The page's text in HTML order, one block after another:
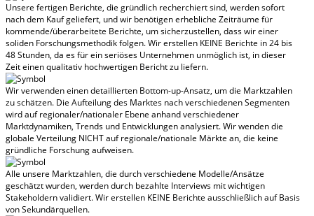
Unsere fertigen Berichte, die gründlich recherchiert sind, werdensofort
nach dem Kauf geliefert, und wir benötigen erhebliche Zeiträume für
kommende/überarbeitete Berichte, um sicherzustellen, dass wir einer
soliden Forschungsmethodik folgen.Wir erstellen KEINE Berichte in 24 bis
48 Stunden, da es für ein seriöses Unternehmen unmöglich ist, in dieser
Zeit einen qualitativ hochwertigen Bericht zu liefern.
Wir verwenden einen detaillierten Bottom-up-Ansatz, um die Marktzahlen
zu schätzen. Die Aufteilung des Marktes nach verschiedenen Segmenten
wird auf regionaler/nationaler Ebene anhand verschiedener
Marktdynamiken, Trends und Entwicklungen analysiert.Wir wenden die
globale Verteilung NICHT auf regionale/nationale Märkte an, die keine
gründliche Forschung aufweisen.
Alle unsere Marktzahlen, die durch verschiedene Modelle/Ansätze
geschätzt wurden, werden durch bezahlte Interviews mit wichtigen
Stakeholdern validiert.Wir erstellen KEINE Berichte ausschließlich auf Basis
von Sekundärquellen.